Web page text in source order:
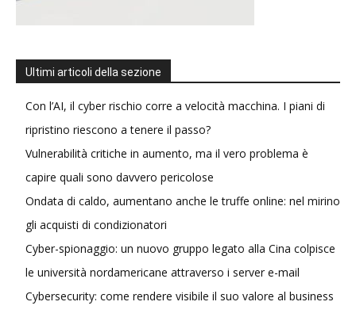
Ultimi articoli della sezione
Con l’AI, il cyber rischio corre a velocità macchina. I piani di
ripristino riescono a tenere il passo?
Vulnerabilità critiche in aumento, ma il vero problema è
capire quali sono davvero pericolose
Ondata di caldo, aumentano anche le truffe online: nel mirino
gli acquisti di condizionatori
Cyber-spionaggio: un nuovo gruppo legato alla Cina colpisce
le università nordamericane attraverso i server e-mail
Cybersecurity: come rendere visibile il suo valore al business